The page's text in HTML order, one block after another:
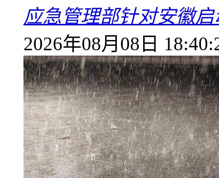
应急管理部针对安徽
2026年08月08日